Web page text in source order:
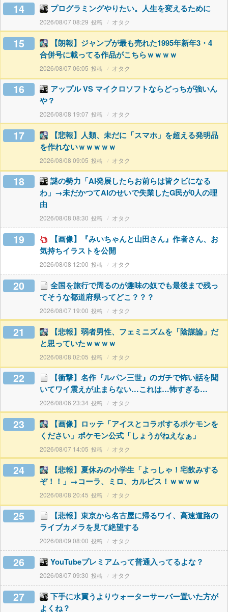
14 プログラミングやりたい。人生を変えるために
2026/08/07 08:29 オタク
15
【朗報】ジャンプが最も売れた1995年新年3・4
合併号に載ってる作品がこちらｗｗｗｗ
2026/08/07 06:05 オタク
16
アップル VS マイクロソフトならどっちが強いん
や？
2026/08/08 19:07 オタク
17
【悲報】人類、未だに「スマホ」を超える発明品
を作れないｗｗｗｗｗ
2026/08/08 09:05 オタク
18
謎の勢力「AI発展したらお前らは皆クビになる
わ」→未だかつてAIのせいで失業したG民が0人の理
由
2026/08/08 08:30 オタク
19
【画像】『みいちゃんと山田さん』作者さん、お
気持ちイラストを公開
2026/08/08 12:00 オタク
20
全国を旅行で周るのが趣味の奴でも最後まで残っ
てそうな都道府県ってどこ？？？
2026/08/07 19:00 オタク
21
【悲報】弱者男性、フェミニズムを「陰謀論」だ
と思っていたｗｗｗｗ
2026/08/08 02:05 オタク
22
【衝撃】名作『ルパン三世』のガチで怖い話を聞
いてワイ震えが止まらない…これは…怖すぎる…
2026/08/06 23:34 オタク
23
【画像】ロッテ「アイスとコラボするポケモンを
ください」ポケモン公式「しょうがねえなぁ」
2026/08/07 14:05 オタク
24
【悲報】夏休みの小学生「よっしゃ！宅飲みする
ぞ！！」→コーラ、ミロ、カルピス！ｗｗｗｗ
2026/08/08 20:45 オタク
25
【悲報】東京から名古屋に帰るワイ、高速道路の
ライブカメラを見て絶望する
2026/08/09 08:00 オタク
26 YouTubeプレミアムって普通入ってるよな？
2026/08/07 09:30 オタク
27
下手に水買うよりウォーターサーバー置いた方が
よくね？